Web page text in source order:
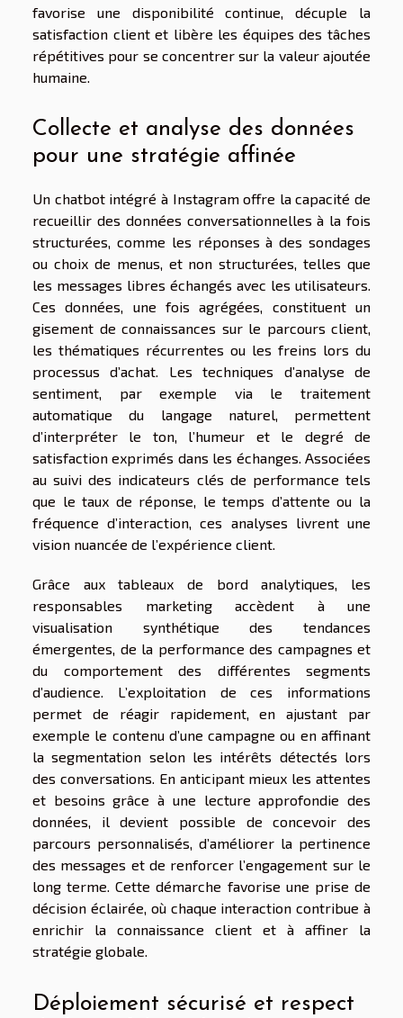
favorise une disponibilité continue, décuple la
satisfaction client et libère les équipes des tâches
répétitives pour se concentrer sur la valeur ajoutée
humaine.
Collecte et analyse des données
pour une stratégie affinée
Un chatbot intégré à Instagram offre la capacité de
recueillir des données conversationnelles à la fois
structurées, comme les réponses à des sondages
ou choix de menus, et non structurées, telles que
les messages libres échangés avec les utilisateurs.
Ces données, une fois agrégées, constituent un
gisement de connaissances sur le parcours client,
les thématiques récurrentes ou les freins lors du
processus d’achat. Les techniques d’analyse de
sentiment, par exemple via le traitement
automatique du langage naturel, permettent
d’interpréter le ton, l’humeur et le degré de
satisfaction exprimés dans les échanges. Associées
au suivi des indicateurs clés de performance tels
que le taux de réponse, le temps d’attente ou la
fréquence d’interaction, ces analyses livrent une
vision nuancée de l’expérience client.
Grâce aux tableaux de bord analytiques, les
responsables marketing accèdent à une
visualisation synthétique des tendances
émergentes, de la performance des campagnes et
du comportement des différentes segments
d’audience. L’exploitation de ces informations
permet de réagir rapidement, en ajustant par
exemple le contenu d’une campagne ou en affinant
la segmentation selon les intérêts détectés lors
des conversations. En anticipant mieux les attentes
et besoins grâce à une lecture approfondie des
données, il devient possible de concevoir des
parcours personnalisés, d’améliorer la pertinence
des messages et de renforcer l’engagement sur le
long terme. Cette démarche favorise une prise de
décision éclairée, où chaque interaction contribue à
enrichir la connaissance client et à affiner la
stratégie globale.
Déploiement sécurisé et respect